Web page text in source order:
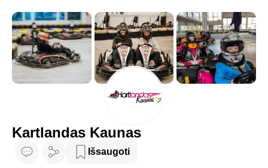
Kartlandas Kaunas
Išsaugoti